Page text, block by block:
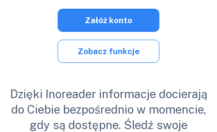
Dzięki Inoreader informacje docierają
do Ciebie bezpośrednio w momencie,
gdy są dostępne. Śledź swoje
Załóż konto
Zobacz funkcje